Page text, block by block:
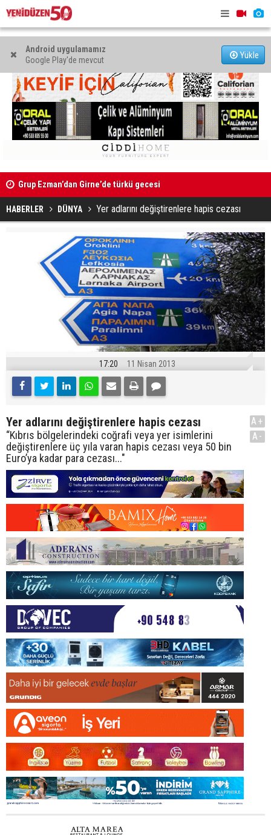
Android uygulamamız
Google Play'de mevcut
Yükle
Kıbrıs’ın güneyinde yıllık enflasyon temmuzda yüzde 2,9
oldu başlatıldı
HABERLER DÜNYA Yer adlarını değiştirenlere hapis cezası
17:20 11 Nisan 2013
Yer adlarını değiştirenlere hapis cezası
“Kıbrıs bölgelerindeki coğrafi veya yer isimlerini
değiştirenlere üç yıla varan hapis cezası veya 50 bin
Euro’ya kadar para cezası..."
A+
A-